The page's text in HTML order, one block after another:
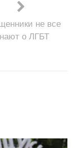
не все
о ЛГБТ